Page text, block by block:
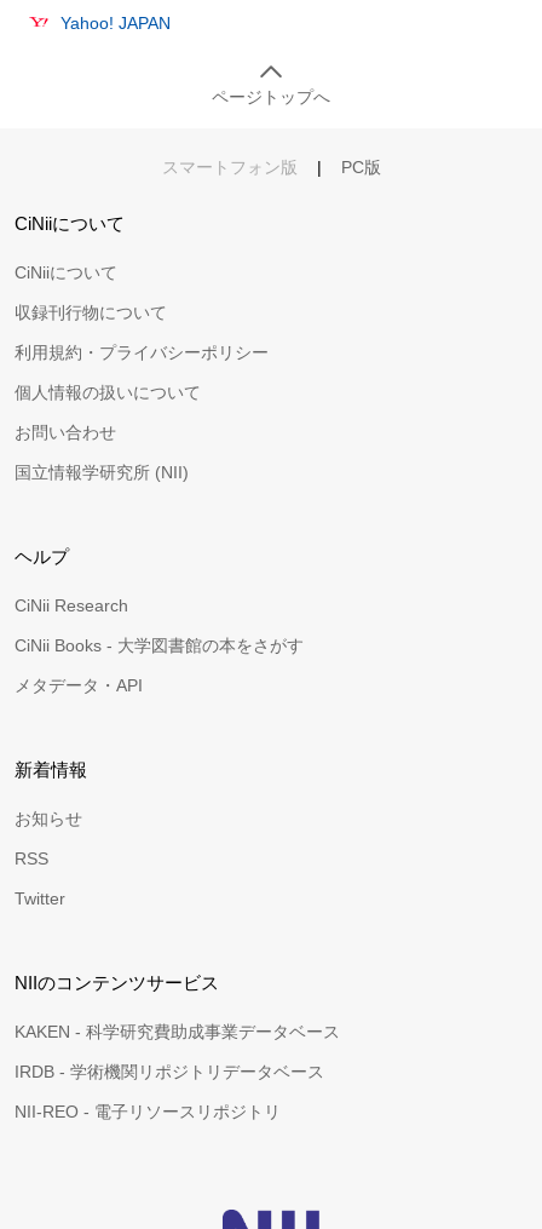
Yahoo! JAPAN
ページトップへ
スマートフォン版 | PC版
CiNiiについて
CiNiiについて
収録刊行物について
利用規約・プライバシーポリシー
個人情報の扱いについて
お問い合わせ
国立情報学研究所 (NII)
ヘルプ
CiNii Research
CiNii Books - 大学図書館の本をさがす
メタデータ・API
新着情報
お知らせ
RSS
Twitter
NIIのコンテンツサービス
KAKEN - 科学研究費助成事業データベース
IRDB - 学術機関リポジトリデータベース
NII-REO - 電子リソースリポジトリ